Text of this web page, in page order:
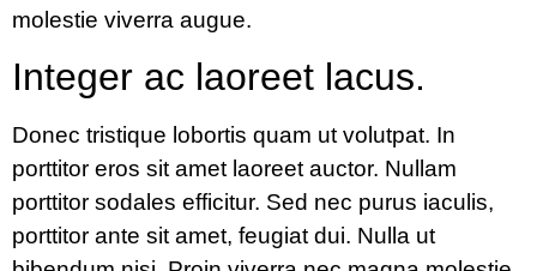
molestie viverra augue.
Integer ac laoreet lacus.
Donec tristique lobortis quam ut volutpat. In
porttitor eros sit amet laoreet auctor. Nullam
porttitor sodales efficitur. Sed nec purus iaculis,
porttitor ante sit amet, feugiat dui. Nulla ut